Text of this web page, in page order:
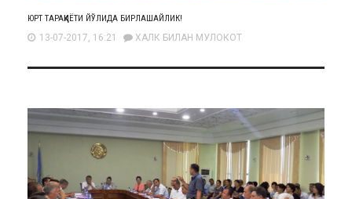
ЮРТ ТАРАҚҚИЁТИ ЙЎЛИДА БИРЛАШАЙЛИК!
13-07-2017, 16:21 ХАЛК БИЛАН МУЛОКОТ